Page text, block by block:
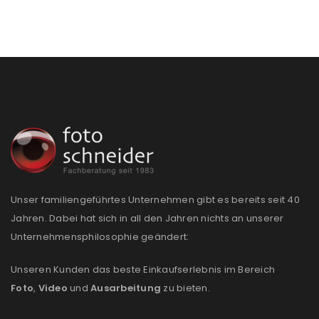
ANMELDEN
PASSWORT VERGESSEN?
REGISTRIEREN
E-Mail-Adresse*
Unser familiengeführtes Unternehmen gibt es bereits seit 40
Jahren. Dabei hat sich in all den Jahren nichts an unserer
Unternehmensphilosophie geändert:
Unseren Kunden das beste Einkaufserlebnis im Bereich
Foto, Video und Ausarbeitung zu bieten.